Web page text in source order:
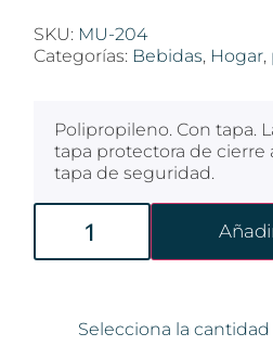
SKU: MU-204
Categorías: Bebidas, Hogar,
Polipropileno. Con tapa.
tapa protectora de cierre
tapa de seguridad.
Selecciona la